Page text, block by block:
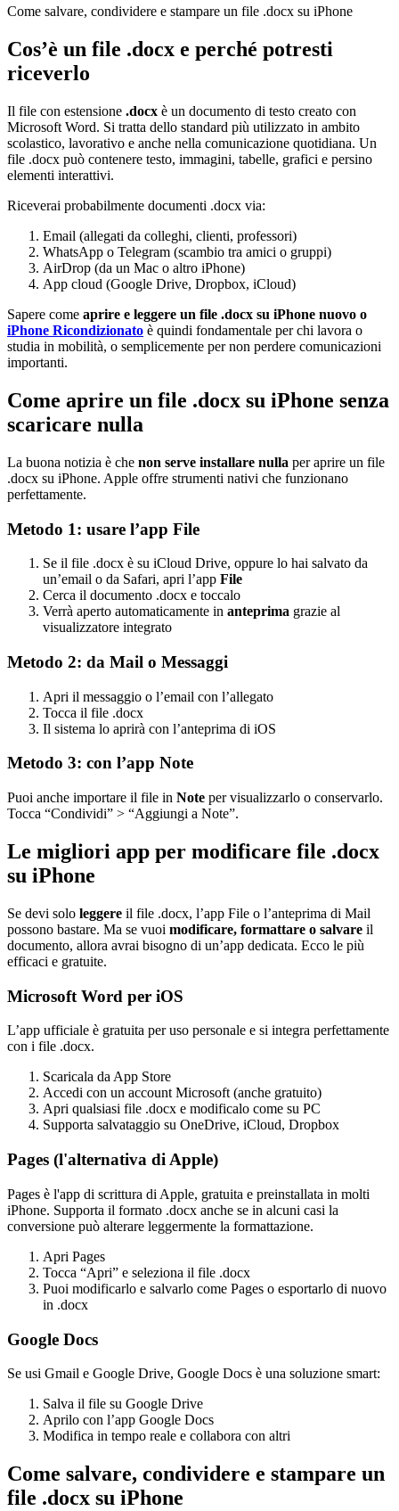
Come salvare, condividere e stampare un file .docx su iPhone
Cos’è un file .docx e perché potresti
riceverlo
Il file con estensione .docx è un documento di testo creato con
Microsoft Word. Si tratta dello standard più utilizzato in ambito
scolastico, lavorativo e anche nella comunicazione quotidiana. Un
file .docx può contenere testo, immagini, tabelle, grafici e persino
elementi interattivi.
Riceverai probabilmente documenti .docx via:
Email (allegati da colleghi, clienti, professori)
WhatsApp o Telegram (scambio tra amici o gruppi)
AirDrop (da un Mac o altro iPhone)
App cloud (Google Drive, Dropbox, iCloud)
Sapere come aprire e leggere un file .docx su iPhone nuovo o
iPhone Ricondizionato è quindi fondamentale per chi lavora o
studia in mobilità, o semplicemente per non perdere comunicazioni
importanti.
Come aprire un file .docx su iPhone senza
scaricare nulla
La buona notizia è che non serve installare nulla per aprire un file
.docx su iPhone. Apple offre strumenti nativi che funzionano
perfettamente.
Metodo 1: usare l’app File
Se il file .docx è su iCloud Drive, oppure lo hai salvato da
un’email o da Safari, apri l’app File
Cerca il documento .docx e toccalo
Verrà aperto automaticamente in anteprima grazie al
visualizzatore integrato
Metodo 2: da Mail o Messaggi
Apri il messaggio o l’email con l’allegato
Tocca il file .docx
Il sistema lo aprirà con l’anteprima di iOS
Metodo 3: con l’app Note
Puoi anche importare il file in Note per visualizzarlo o conservarlo.
Tocca “Condividi” > “Aggiungi a Note”.
Le migliori app per modificare file .docx
su iPhone
Se devi solo leggere il file .docx, l’app File o l’anteprima di Mail
possono bastare. Ma se vuoi modificare, formattare o salvare il
documento, allora avrai bisogno di un’app dedicata. Ecco le più
efficaci e gratuite.
Microsoft Word per iOS
L’app ufficiale è gratuita per uso personale e si integra perfettamente
con i file .docx.
Scaricala da App Store
Accedi con un account Microsoft (anche gratuito)
Apri qualsiasi file .docx e modificalo come su PC
Supporta salvataggio su OneDrive, iCloud, Dropbox
Pages (l'alternativa di Apple)
Pages è l'app di scrittura di Apple, gratuita e preinstallata in molti
iPhone. Supporta il formato .docx anche se in alcuni casi la
conversione può alterare leggermente la formattazione.
Apri Pages
Tocca “Apri” e seleziona il file .docx
Puoi modificarlo e salvarlo come Pages o esportarlo di nuovo
in .docx
Google Docs
Se usi Gmail e Google Drive, Google Docs è una soluzione smart:
Salva il file su Google Drive
Aprilo con l’app Google Docs
Modifica in tempo reale e collabora con altri
Come salvare, condividere e stampare un
file .docx su iPhone